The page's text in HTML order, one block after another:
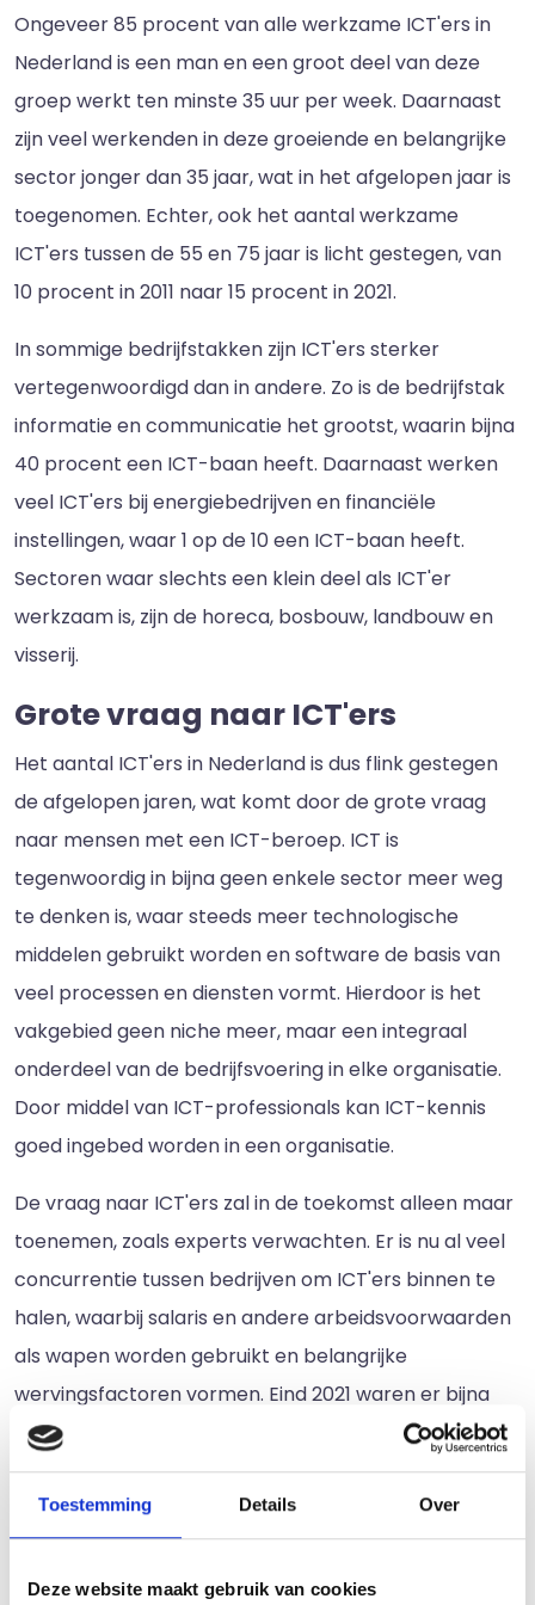
Toestemming Details Over
Deze website maakt gebruik van cookies
Ongeveer 85 procent van alle werkzame ICT'ers in
Nederland is een man en een groot deel van deze
groep werkt ten minste 35 uur per week. Daarnaast
zijn veel werkenden in deze groeiende en belangrijke
sector jonger dan 35 jaar, wat in het afgelopen jaar is
toegenomen. Echter, ook het aantal werkzame
ICT'ers tussen de 55 en 75 jaar is licht gestegen, van
10 procent in 2011 naar 15 procent in 2021.
In sommige bedrijfstakken zijn ICT'ers sterker
vertegenwoordigd dan in andere. Zo is de bedrijfstak
informatie en communicatie het grootst, waarin bijna
40 procent een ICT-baan heeft. Daarnaast werken
veel ICT'ers bij energiebedrijven en financiële
instellingen, waar 1 op de 10 een ICT-baan heeft.
Sectoren waar slechts een klein deel als ICT'er
werkzaam is, zijn de horeca, bosbouw, landbouw en
visserij.
Grote vraag naar ICT'ers
Het aantal ICT'ers in Nederland is dus flink gestegen
de afgelopen jaren, wat komt door de grote vraag
naar mensen met een ICT-beroep. ICT is
tegenwoordig in bijna geen enkele sector meer weg
te denken is, waar steeds meer technologische
middelen gebruikt worden en software de basis van
veel processen en diensten vormt. Hierdoor is het
vakgebied geen niche meer, maar een integraal
onderdeel van de bedrijfsvoering in elke organisatie.
Door middel van ICT-professionals kan ICT-kennis
goed ingebed worden in een organisatie.
De vraag naar ICT'ers zal in de toekomst alleen maar
toenemen, zoals experts verwachten. Er is nu al veel
concurrentie tussen bedrijven om ICT'ers binnen te
halen, waarbij salaris en andere arbeidsvoorwaarden
als wapen worden gebruikt en belangrijke
wervingsfactoren vormen. Eind 2021 waren er bijna
23.600 openstaande vacatures in de ICT-sector, wat
een stijging is van 9.000 ten opzichte van een jaar
eerder. Deze enorme stijging heeft ook te maken met
de corona crisis, waarvan veel bedrijven
langzamerhand hersteld zijn.